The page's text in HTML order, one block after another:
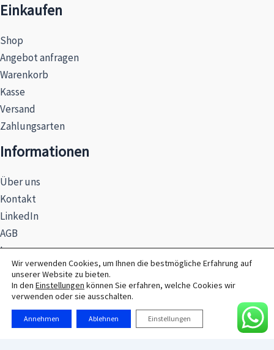
Einkaufen
Shop
Angebot anfragen
Warenkorb
Kasse
Versand
Zahlungsarten
Informationen
Über uns
Kontakt
LinkedIn
AGB
Impressum
Datenschutzerklärung
Hinweise zur Batterieentsorgung
Wir verwenden Cookies, um Ihnen die bestmögliche Erfahrung auf
unserer Website zu bieten.
In den Einstellungen können Sie erfahren, welche Cookies wir
verwenden oder sie ausschalten.
Annehmen Ablehnen Einstellungen